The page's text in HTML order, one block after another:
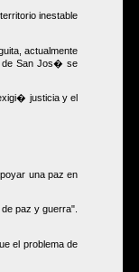
inestable
actualmente
de San Jos� se
justicia y el
una paz en
paz y guerra".
el problema de